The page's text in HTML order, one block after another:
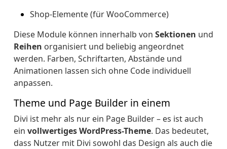
Shop-Elemente (für WooCommerce)
Diese Module können innerhalb von Sektionen und
Reihen organisiert und beliebig angeordnet
werden. Farben, Schriftarten, Abstände und
Animationen lassen sich ohne Code individuell
anpassen.
Theme und Page Builder in einem
Divi ist mehr als nur ein Page Builder – es ist auch
ein vollwertiges WordPress-Theme. Das bedeutet,
dass Nutzer mit Divi sowohl das Design als auch die